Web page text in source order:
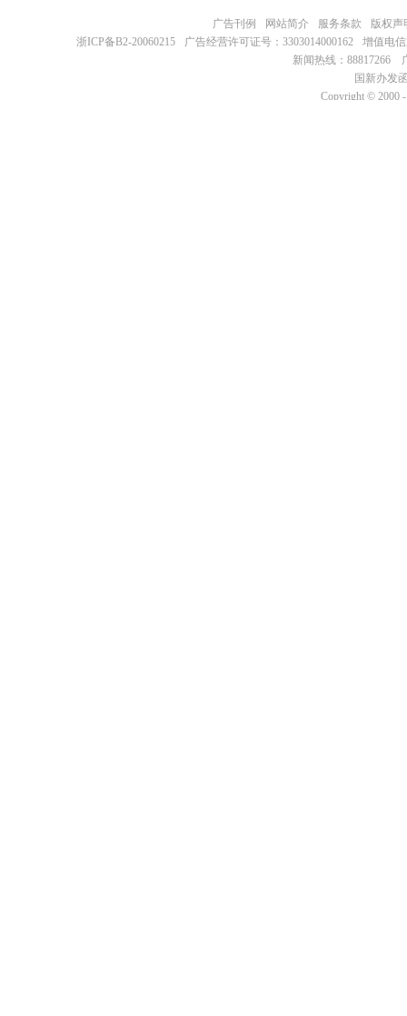
广告刊例 网站简介 服务条款
版权声
浙ICP备B2-20060215
广告经营许可证号：3303014000162
增值电
新闻热线：88817266
国新办发
Copyright © 2000 -